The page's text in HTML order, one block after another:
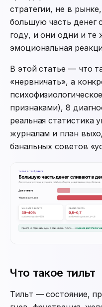
стратегии, не в
большую часть денег
году, и они одни и те
эмоциональная
В этой статье — что
«нервничать», а
признаками), 8
реальная статистика
журналам и план
банальных советов
Что такое тильт
Тильт — состояние,